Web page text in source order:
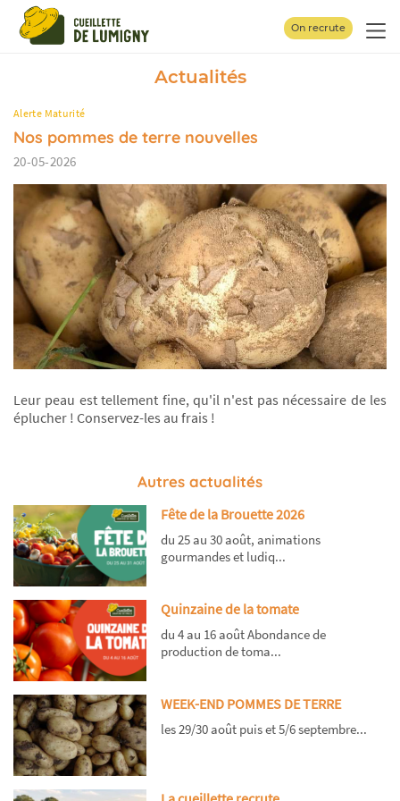
On recrute
Actualités
Alerte Maturité
Nos pommes de terre nouvelles
20-05-2026
Leur peau est tellement fine, qu'il n'est pas nécessaire de les
éplucher ! Conservez-les au frais !
Autres actualités
Fête de la Brouette 2026
du 25 au 30 août, animations
gourmandes et ludiq...
Quinzaine de la tomate
du 4 au 16 août Abondance de
production de toma...
WEEK-END POMMES DE TERRE
les 29/30 août puis et 5/6 septembre...
Panneau de gestion des cookies